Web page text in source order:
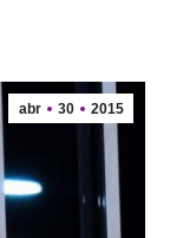
abr 30 2015